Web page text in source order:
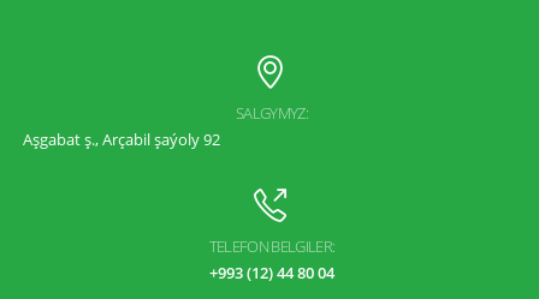
SALGYMYZ:
Aşgabat ş., Arçabil şaýoly 92
TELEFON BELGILER:
+993 (12) 44 80 04